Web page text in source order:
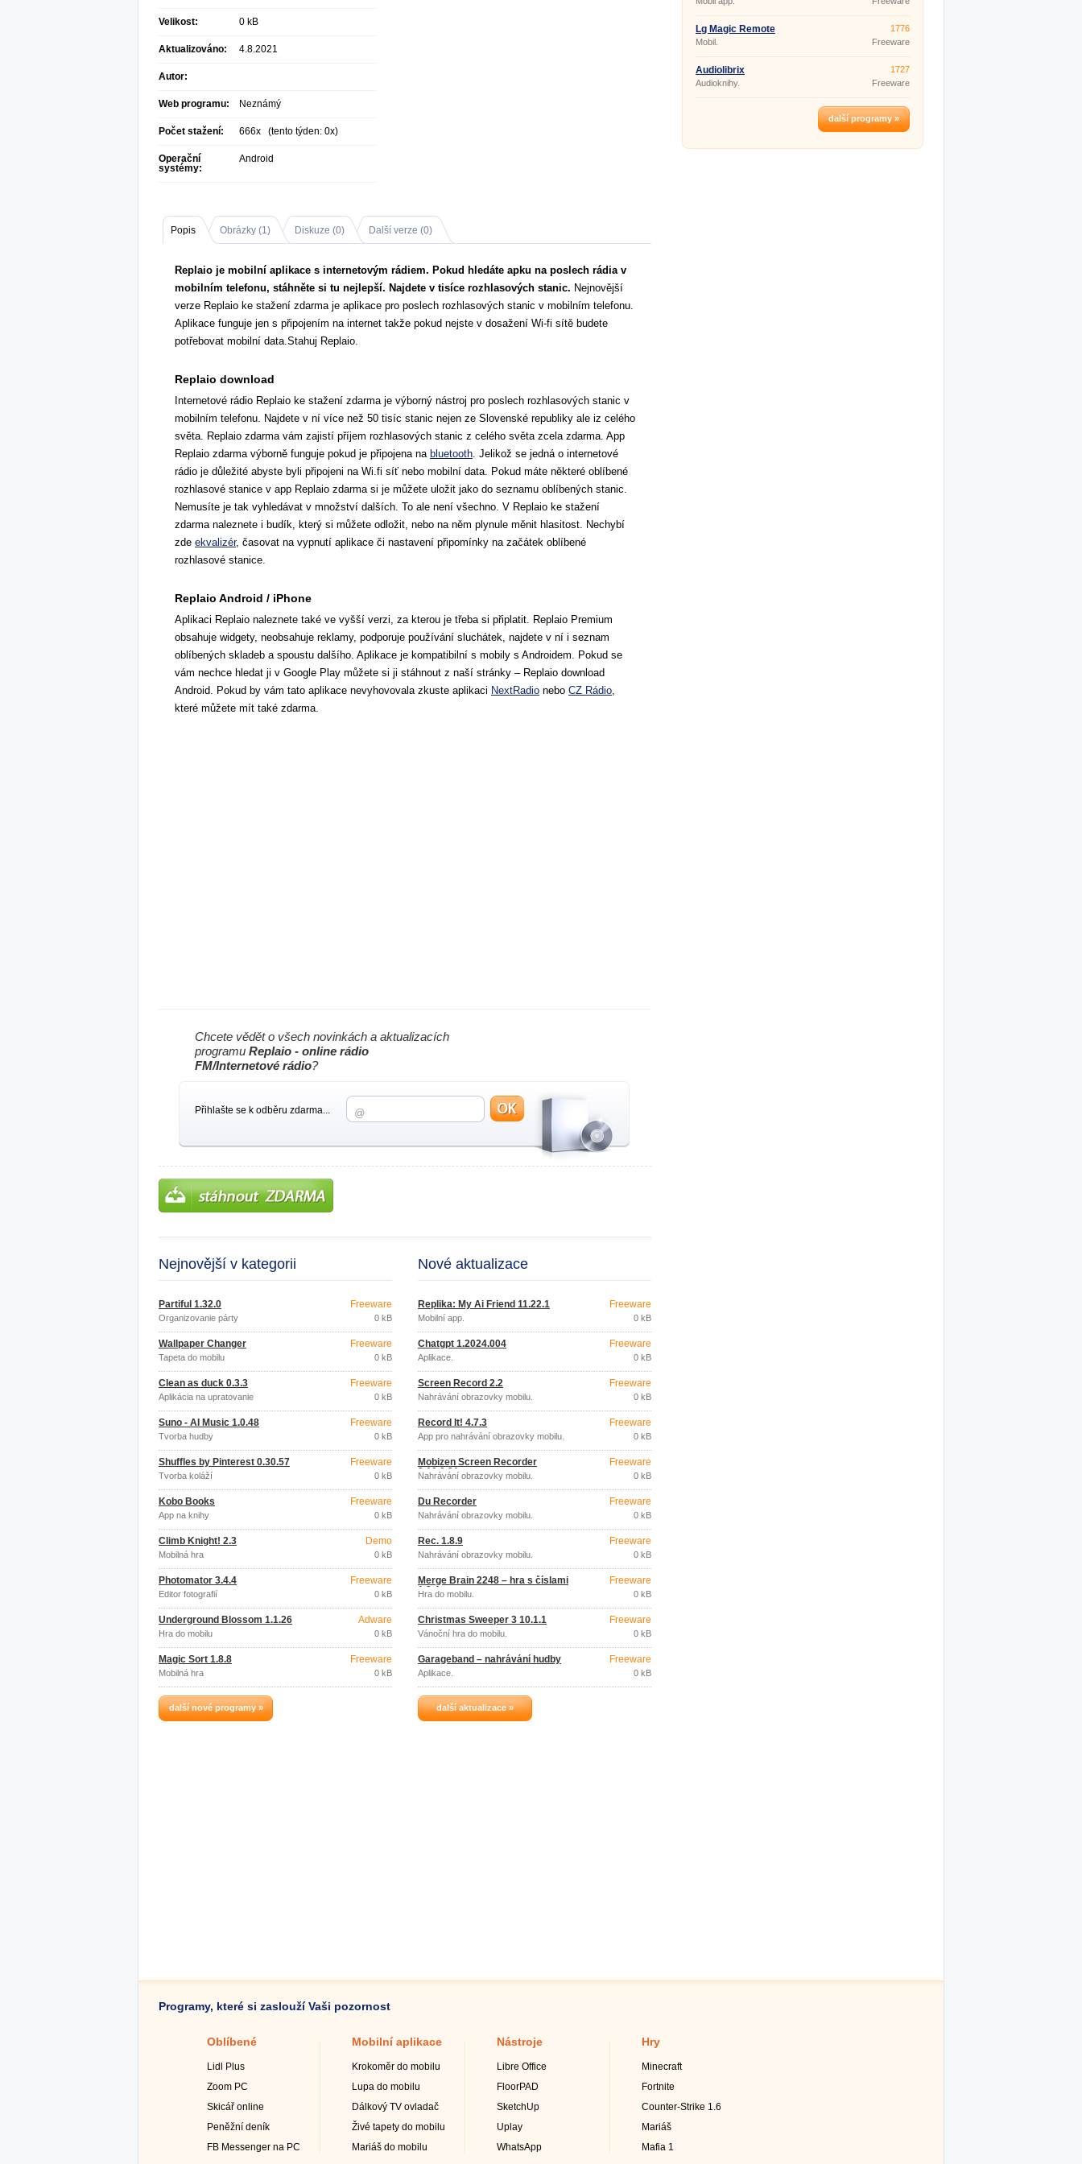
Velikost: 0 kB
Aktualizováno: 4.8.2021
Autor:
Web programu: Neznámý
Počet stažení: 666x (tento týden: 0x)
Operační
systémy:
Android
Popis Obrázky (1) Diskuze (0) Další verze (0)
Replaio je mobilní aplikace s internetovým rádiem. Pokud hledáte apku na poslech rádia v
mobilním telefonu, stáhněte si tu nejlepší. Najdete v tisíce rozhlasových stanic. Nejnovější
verze Replaio ke stažení zdarma je aplikace pro poslech rozhlasových stanic v mobilním telefonu.
Aplikace funguje jen s připojením na internet takže pokud nejste v dosažení Wi-fi sítě budete
potřebovat mobilní data.Stahuj Replaio.
Replaio download
Internetové rádio Replaio ke stažení zdarma je výborný nástroj pro poslech rozhlasových stanic v
mobilním telefonu. Najdete v ní více než 50 tisíc stanic nejen ze Slovenské republiky ale iz celého
světa. Replaio zdarma vám zajistí příjem rozhlasových stanic z celého světa zcela zdarma. App
Replaio zdarma výborně funguje pokud je připojena na bluetooth. Jelikož se jedná o internetové
rádio je důležité abyste byli připojeni na Wi.fi síť nebo mobilní data. Pokud máte některé oblíbené
rozhlasové stanice v app Replaio zdarma si je můžete uložit jako do seznamu oblíbených stanic.
Nemusíte je tak vyhledávat v množství dalších. To ale není všechno. V Replaio ke stažení
zdarma naleznete i budík, který si můžete odložit, nebo na něm plynule měnit hlasitost. Nechybí
zde ekvalizér, časovat na vypnutí aplikace či nastavení připomínky na začátek oblíbené
rozhlasové stanice.
Replaio Android / iPhone
Aplikaci Replaio naleznete také ve vyšší verzi, za kterou je třeba si připlatit. Replaio Premium
obsahuje widgety, neobsahuje reklamy, podporuje používání sluchátek, najdete v ní i seznam
oblíbených skladeb a spoustu dalšího. Aplikace je kompatibilní s mobily s Androidem. Pokud se
vám nechce hledat ji v Google Play můžete si ji stáhnout z naší stránky – Replaio download
Android. Pokud by vám tato aplikace nevyhovovala zkuste aplikaci NextRadio nebo CZ Rádio,
které můžete mít také zdarma.
Chcete vědět o všech novinkách a aktualizacích
programu Replaio - online rádio
FM/Internetové rádio?
Přihlašte se k odběru zdarma...
Nejnovější v kategorii
Partiful 1.32.0
Organizovanie párty
Freeware
0 kB
Wallpaper Changer
Tapeta do mobilu
Freeware
0 kB
Clean as duck 0.3.3
Aplikácia na upratovanie
Freeware
0 kB
Suno - AI Music 1.0.48
Tvorba hudby
Freeware
0 kB
Shuffles by Pinterest 0.30.57
Tvorba koláží
Freeware
0 kB
Kobo Books
App na knihy
Freeware
0 kB
Climb Knight! 2.3
Mobilná hra
Demo
0 kB
Photomator 3.4.4
Editor fotografií
Freeware
0 kB
Underground Blossom 1.1.26
Hra do mobilu
Adware
0 kB
Magic Sort 1.8.8
Mobilná hra
Freeware
0 kB
další nové programy »
Nové aktualizace
Replika: My Ai Friend 11.22.1
Mobilní app.
Freeware
0 kB
Chatgpt 1.2024.004
Aplikace.
Freeware
0 kB
Screen Record 2.2
Nahrávání obrazovky mobilu.
Freeware
0 kB
Record It! 4.7.3
App pro nahrávání obrazovky mobilu.
Freeware
0 kB
Mobizen Screen Recorder
3.10.0.31
Nahrávání obrazovky mobilu.
Freeware
0 kB
Du Recorder
Nahrávání obrazovky mobilu.
Freeware
0 kB
Řec. 1.8.9
Nahrávání obrazovky mobilu.
Freeware
0 kB
Merge Brain 2248 – hra s číslami
1.0.4
Hra do mobilu.
Freeware
0 kB
Christmas Sweeper 3 10.1.1
Vánoční hra do mobilu.
Freeware
0 kB
Garageband – nahrávání hudby
Aplikace.
Freeware
0 kB
další aktualizace »
Lg Magic Remote
Mobil.
1776
Freeware
Audiolibrix
Audioknihy.
1727
Freeware
další programy »
Programy, které si zaslouží Vaši pozornost
Oblíbené
Lidl Plus
Zoom PC
Skicář online
Peněžní deník
FB Messenger na PC
Mobilní aplikace
Krokoměr do mobilu
Lupa do mobilu
Dálkový TV ovladač
Živé tapety do mobilu
Mariáš do mobilu
Nástroje
Libre Office
FloorPAD
SketchUp
Uplay
WhatsApp
Hry
Minecraft
Fortnite
Counter-Strike 1.6
Mariáš
Mafia 1